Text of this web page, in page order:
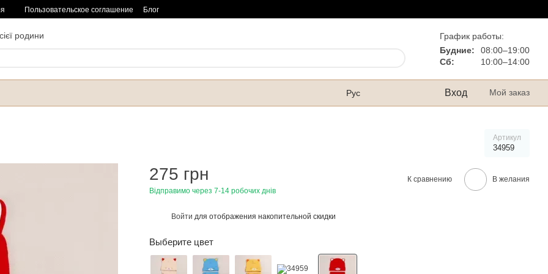
Пользовательское соглашение Блог
родини
График работы:
Будние:
08:00–19:00
Сб:
10:00–14:00
Рус Вход Мой заказ
Артикул
34959
275 грн
Відправимо через 7-14 робочих днів
К сравнению В желания
Войти для отображения накопительной скидки
Выберите цвет